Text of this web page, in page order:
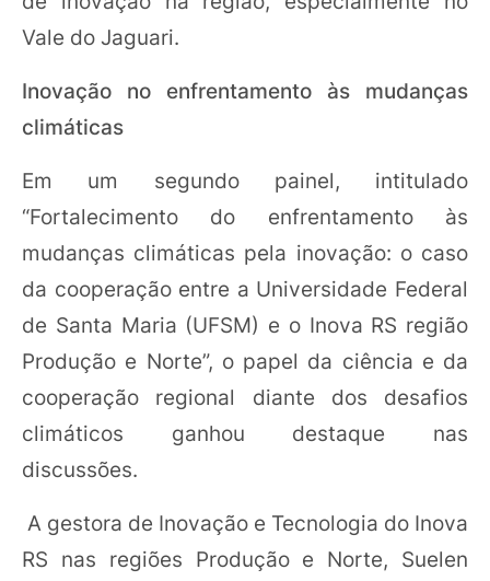
Vale do Jaguari.
Inovação no enfrentamento às mudanças
climáticas
Em um segundo painel, intitulado
“Fortalecimento do enfrentamento às
mudanças climáticas pela inovação: o caso
da cooperação entre a Universidade Federal
de Santa Maria (UFSM) e o Inova RS região
Produção e Norte”, o papel da ciência e da
cooperação regional diante dos desafios
climáticos ganhou destaque nas
discussões.
A gestora de Inovação e Tecnologia do Inova
RS nas regiões Produção e Norte, Suelen